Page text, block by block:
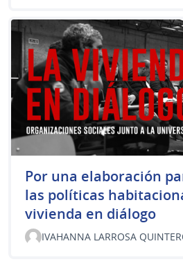
Por una elaboración
las políticas
vivienda en diálogo
IVAHANNA LARROSA